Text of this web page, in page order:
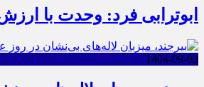
ابوترابی فرد: وحدت با
1404-09-03